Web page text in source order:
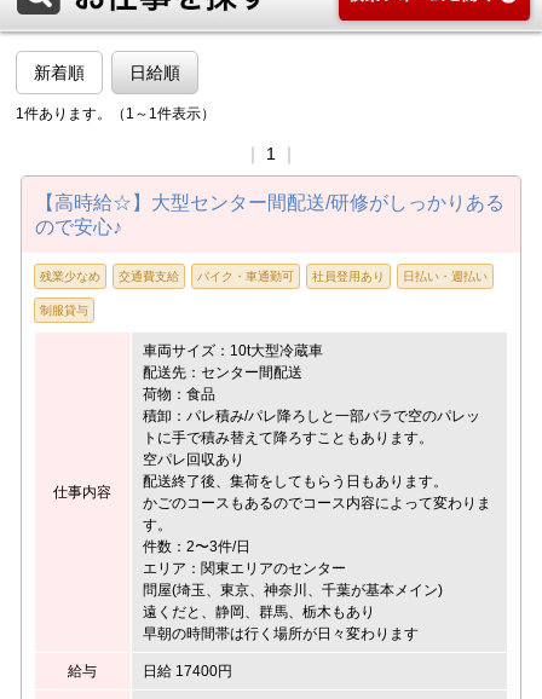
新着順 日給順
1件あります。（1～1件表示）
1
【高時給☆】大型センター間配送/研修がしっかりある
ので安心♪
残業少なめ 交通費支給 バイク・車通勤可 社員登用あり 日払い・週払い
制服貸与
仕事内容
車両サイズ：10t大型冷蔵車
配送先：センター間配送
荷物：食品
積卸：パレ積み/パレ降ろしと一部バラで空のパレッ
トに手で積み替えて降ろすこともあります。
空パレ回収あり
配送終了後、集荷をしてもらう日もあります。
かごのコースもあるのでコース内容によって変わりま
す。
件数：2〜3件/日
エリア：関東エリアのセンター
問屋(埼玉、東京、神奈川、千葉が基本メイン)
遠くだと、静岡、群馬、栃木もあり
早朝の時間帯は行く場所が日々変わります
給与 日給 17400円